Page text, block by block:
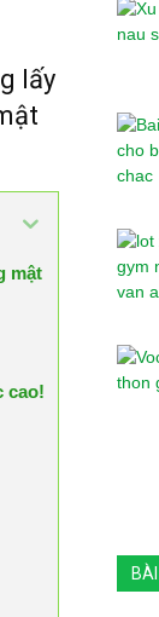
lấy
mật
cao!